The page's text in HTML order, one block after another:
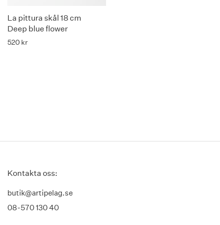
La pittura skål 18 cm
Deep blue flower
520 kr
Kontakta oss:
butik@artipelag.se
08-570 130 40